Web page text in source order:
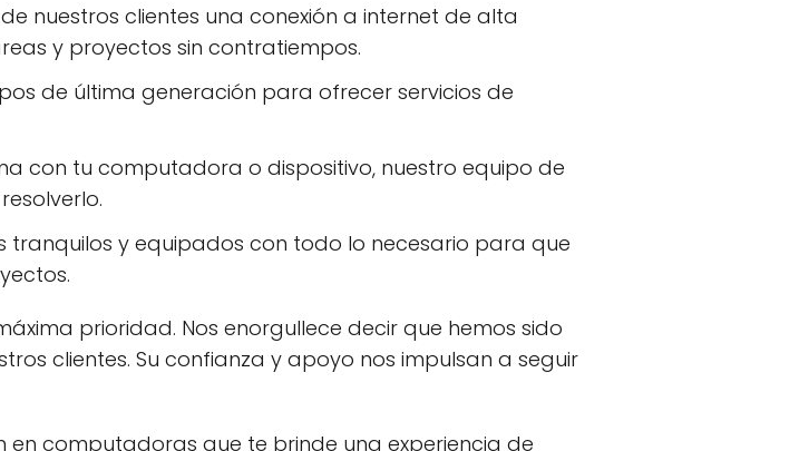
nuestros clientes una conexión a internet de alta
y proyectos sin contratiempos.
de última generación para ofrecer servicios de
con tu computadora o dispositivo, nuestro equipo de
tranquilos y equipados con todo lo necesario para que
prioridad. Nos enorgullece decir que hemos sido
clientes. Su confianza y apoyo nos impulsan a seguir
computadoras que te brinde una experiencia de